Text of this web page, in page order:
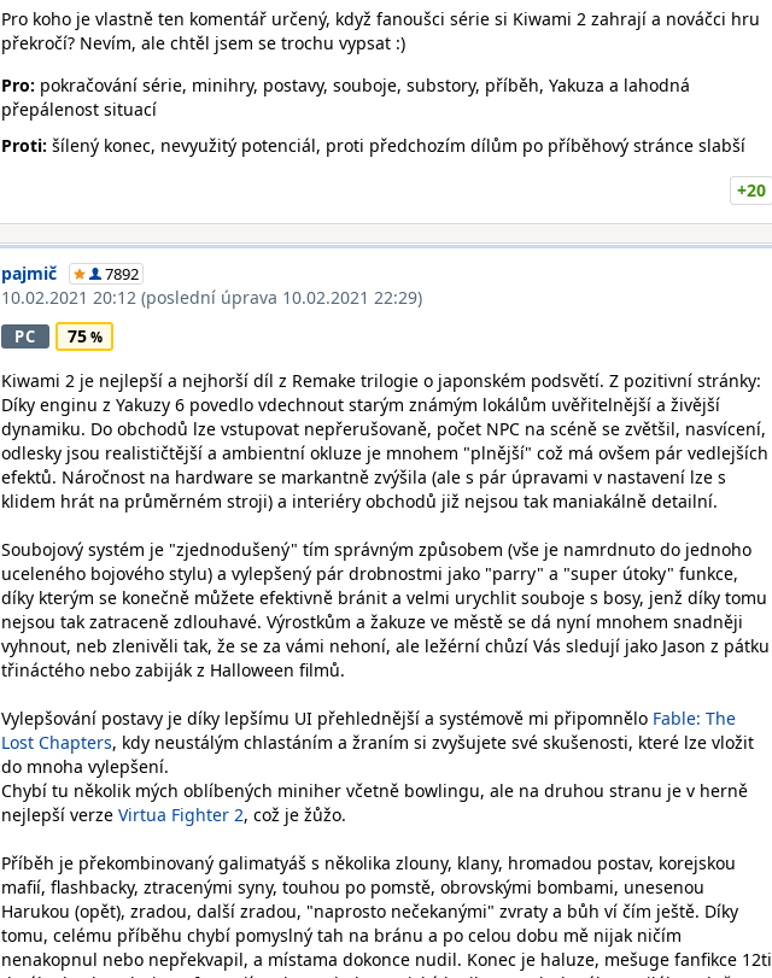
Pro koho je vlastně ten komentář určený, když fanoušci série si Kiwami 2 zahrají a nováčci hru
překročí? Nevím, ale chtěl jsem se trochu vypsat :)
Pro: pokračování série, minihry, postavy, souboje, substory, příběh, Yakuza a lahodná
přepálenost situací
Proti: šílený konec, nevyužitý potenciál, proti předchozím dílům po příběhový stránce slabší
+20
pajmič 7892
10.02.2021 20:12 (poslední úprava 10.02.2021 22:29)
PC
75
Kiwami 2 je nejlepší a nejhorší díl z Remake trilogie o japonském podsvětí. Z pozitivní stránky:
Díky enginu z Yakuzy 6 povedlo vdechnout starým známým lokálům uvěřitelnější a živější
dynamiku. Do obchodů lze vstupovat nepřerušovaně, počet NPC na scéně se zvětšil, nasvícení,
odlesky jsou realističtější a ambientní okluze je mnohem "plnější" což má ovšem pár vedlejších
efektů. Náročnost na hardware se markantně zvýšila (ale s pár úpravami v nastavení lze s
klidem hrát na průměrném stroji) a interiéry obchodů již nejsou tak maniakálně detailní.
Soubojový systém je "zjednodušený" tím správným způsobem (vše je namrdnuto do jednoho
uceleného bojového stylu) a vylepšený pár drobnostmi jako "parry" a "super útoky" funkce,
díky kterým se konečně můžete efektivně bránit a velmi urychlit souboje s bosy, jenž díky tomu
nejsou tak zatraceně zdlouhavé. Výrostkům a žakuze ve městě se dá nyní mnohem snadněji
vyhnout, neb zlenivěli tak, že se za vámi nehoní, ale ležérní chůzí Vás sledují jako Jason z pátku
třináctého nebo zabiják z Halloween filmů.
Vylepšování postavy je díky lepšímu UI přehlednější a systémově mi připomnělo Fable: The
Lost Chapters, kdy neustálým chlastáním a žraním si zvyšujete své skušenosti, které lze vložit
do mnoha vylepšení.
Chybí tu několik mých oblíbených miniher včetně bowlingu, ale na druhou stranu je v herně
nejlepší verze Virtua Fighter 2, což je žůžo.
Příběh je překombinovaný galimatyáš s několika zlouny, klany, hromadou postav, korejskou
mafií, flashbacky, ztracenými syny, touhou po pomstě, obrovskými bombami, unesenou
Harukou (opět), zradou, další zradou, "naprosto nečekanými" zvraty a bůh ví čím ještě. Díky
tomu, celému příběhu chybí pomyslný tah na bránu a po celou dobu mě nijak ničím
nenakopnul nebo nepřekvapil, a místama dokonce nudil. Konec je haluze, mešuge fanfikce 12ti